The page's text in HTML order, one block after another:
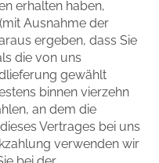
erhalten haben,
Ausnahme der
ergeben, dass Sie
die von uns
gewählt
binnen vierzehn
an dem die
Vertrages bei uns
verwenden wir